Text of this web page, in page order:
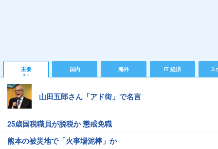
主要 国内 海外 IT 経済 ス
山田五郎さん「アド街」で名言
25歳国税職員が脱税か 懲戒免職
熊本の被災地で「火事場泥棒」か